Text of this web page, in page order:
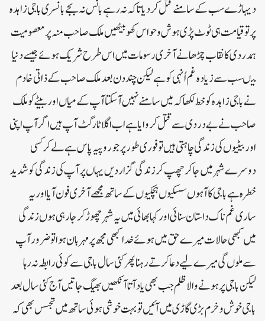
دیہاڑے سب کے سامنے قتل کر دیا تا کہ نہ رہے بانس نہ بجے بانسری باجی زاہدہ
پر تو قیامت ہی ٹوٹ پڑی ہوش و حواس کھو بیٹھیں ملک صاحب منہ پر معصومیت
ہمدردی کا نقاب چڑھانے آخری رسومات میں اس طرح شریک ہوئے جیسے دنیا
میںسب سے زیادہ غم اُنہی کو ہے لیکن چند دن بعد ملک صاحب کے ذاتی خادم
نے باجی زاہدہ کو خط لکھا کہ میں سامنے نہیں آسکتا آپ کے میاں اور بیٹے کو ملک
صاحب نے بے دردی سے قتل کروایا ہے اب اگلا ٹارگٹ آپ ہیں اگر آپ اپنی
اور بیٹیوں کی زندگی چاہتی ہیں تو فوری طور پر جو روپیہ پاس ہے لے کر کسی
دوسرے شہر میں جا کر چھپ کر زندگی گزار دیں یہاں پر آپ کی زندگی کو شدید
خطرہ ہے باجی کا آہوں سسکیوں ہچکیوں کے ساتھ مجھے آخری فون آیا اور یہ
ساری غم ناک داستان سنائی اور کہا بھائی میں یہ شہر چھوڑ کر جا رہی ہوں زندگی
میں کبھی حالات میرے حق میں ہو ئے خدا کبھی مجھ پر مہربان ہوا تو ضرور آپ
سے ملوں گی میرے لیے دعا کر تے رہنا پھر کئی سال باجی سے کوئی رابطہ نہ رہا
لیکن باجی پر ہونے والا ظلم جب بھی یاد آتا آنکھیں بھیگ جاتیں آج کئی سال بعد
باجی خوش و خرم بڑی گاڑی میں آئیں تو بہت خوشی ہوئی ساتھ میں تجسس بھی کہ